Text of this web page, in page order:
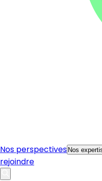
Nos perspectives Nos
rejoindre